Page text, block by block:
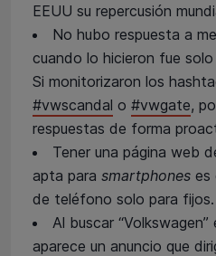
EEUU su repercusión
No hubo respuesta a
cuando lo hicieron fue
Si monitorizaron los
#vwscandal o #vwgate,
respuestas de forma
Tener una página web
apta para smartphones es
de teléfono solo para fijos.
Al buscar
aparece un anuncio que